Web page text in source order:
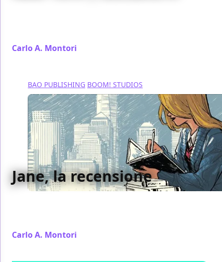
Carlo A. Montori
BAO PUBLISHING BOOM! STUDIOS
Jane, la recensione
Carlo A. Montori